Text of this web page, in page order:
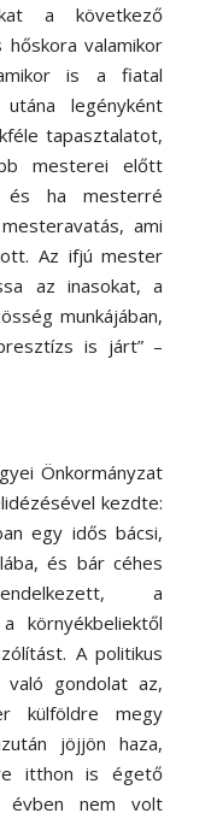
a következő
hőskora valamikor
is a fiatal
legényként
tapasztalatot,
mesterei előtt
és ha mesterré
ami
Az ifjú mester
az inasokat, a
munkájában,
is járt” –
Önkormányzat
kezdte:
egy idős bácsi,
és bár céhes
a
környékbeliektől
A politikus
gondolat az,
külföldre megy
jöjjön haza,
itthon is égető
évben nem volt